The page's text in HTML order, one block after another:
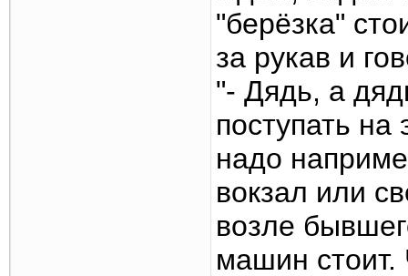
"берёзка"
за рукав и
"- Дядь, а
поступать
надо
вокзал или
возле
машин стоит.